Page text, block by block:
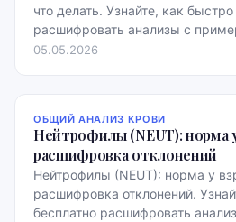
что делать. Узнайте, как
расшифровать анализы с
05.05.2026
ОБЩИЙ АНАЛИЗ КРОВИ
Нейтрофилы (NEUT): норма
расшифровка отклонений
Нейтрофилы (NEUT): норма у
расшифровка отклонений.
бесплатно расшифровать